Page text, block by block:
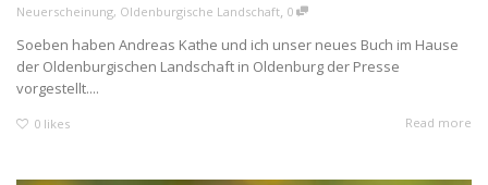
Neuerscheinung, Oldenburgische Landschaft, 0
Soeben haben Andreas Kathe und ich unser neues Buch im Hause
der Oldenburgischen Landschaft in Oldenburg der Presse
vorgestellt....
0 likes Read more